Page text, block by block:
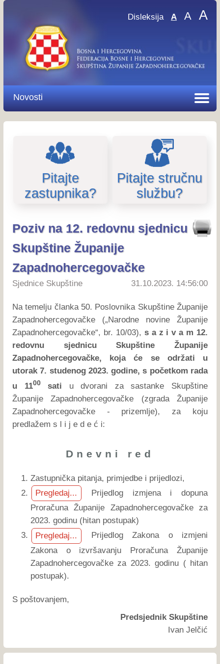
Disleksija A A A
Novosti
Pitajte
zastupnika?
Pitajte stručnu
službu?
Poziv na 12. redovnu sjednicu
Skupštine Županije
Zapadnohercegovačke
Sjednice Skupštine 31.10.2023. 14:56:00
Na temelju članka 50. Poslovnika Skupštine Županije
Zapadnohercegovačke („Narodne novine Županije
Zapadnohercegovačke“, br. 10/03), s a z i v a m 12.
redovnu sjednicu Skupštine Županije
Zapadnohercegovačke, koja će se održati u
utorak 7. studenog 2023. godine, s početkom rada
u 1100sati u dvorani za sastanke Skupštine
Županije Zapadnohercegovačke (zgrada Županije
Zapadnohercegovačke - prizemlje), za koju
predlažem s l i j e d e ć i:
Dnevni red
Zastupnička pitanja, primjedbe i prijedlozi,
Pregledaj...
Prijedlog izmjena i dopuna
Proračuna Županije Zapadnohercegovačke za
2023. godinu (hitan postupak)
Pregledaj...
Prijedlog Zakona o izmjeni
Zakona o izvršavanju Proračuna Županije
Zapadnohercegovačke za 2023. godinu ( hitan
postupak).
S poštovanjem,
Predsjednik Skupštine
Ivan Jelčić